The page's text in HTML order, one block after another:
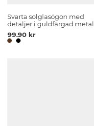
Svarta solglasögon med
detaljer i guldfärgad metall
99.90 kr